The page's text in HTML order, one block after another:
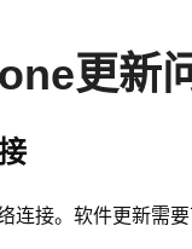
更新
连接。软件更新需